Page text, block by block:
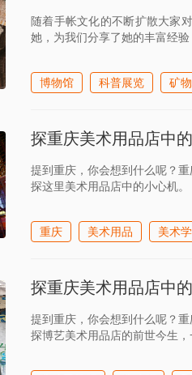
随着手帐文化的不断扩散大家
她，为我们分享了她的丰富经验
博物馆 科普展览 矿
探重庆美术用品店中
提到重庆，你会想到什么呢？
探这里美术用品店中的小心机。
重庆 美术用品 美术
探重庆美术用品店中
提到重庆，你会想到什么呢？
探博艺美术用品店的前世今生，